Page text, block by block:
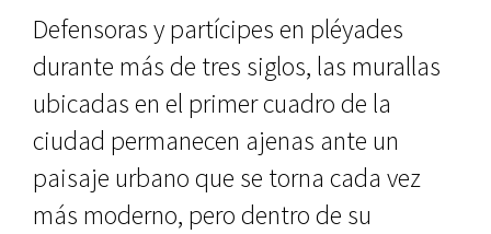
Defensoras y partícipes en plé­yades
durante más de tres siglos, las murallas
ubicadas en el primer cua­dro de la
ciudad permanecen ajenas ante un
paisaje urbano que se torna cada vez
más moderno, pero dentro de su